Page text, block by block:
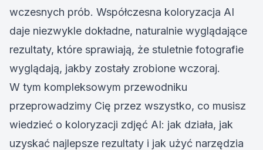
wczesnych prób. Współczesna koloryzacja AI
daje niezwykle dokładne, naturalnie wyglądające
rezultaty, które sprawiają, że stuletnie fotografie
wyglądają, jakby zostały zrobione wczoraj.
W tym kompleksowym przewodniku
przeprowadzimy Cię przez wszystko, co musisz
wiedzieć o koloryzacji zdjęć AI: jak działa, jak
uzyskać najlepsze rezultaty i jak użyć narzędzia